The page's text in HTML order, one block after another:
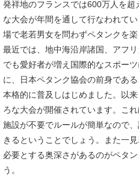
発祥地のフランスでは600万人を超
な大会が年間を通して行なわれて
場で老若男女を問わずペタンクを
最近では、地中海沿岸諸国、アフ
でも愛好者が増え国際的なスポー
に、日本ペタンク協会の前身であ
本格的に普及しはじめました。以
ろな大会が開催されています。こ
施設が不要でルールが簡単なので
きるということでしょう。また一
必要とする奥深さがあるのがペタ
う。